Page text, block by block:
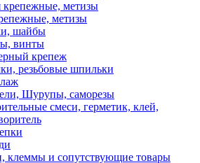
метизы
шайбы
винты
крепеж
резьбовые шпильки
Шурупы, саморезы
смеси, герметик, клей,